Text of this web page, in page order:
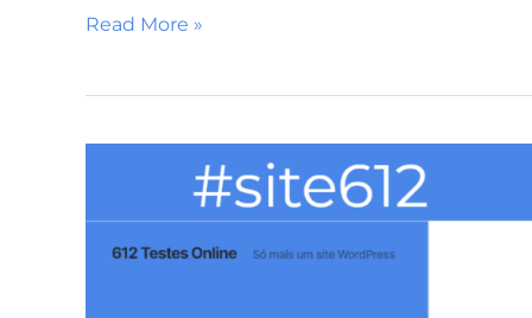
Read More »
Comunicação
implanta
novo